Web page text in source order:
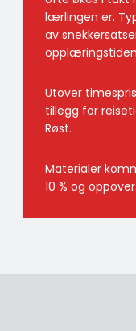
lærlingen er.
av
Utover
tillegg for
Røst.
Materialer
10 % og oppover.